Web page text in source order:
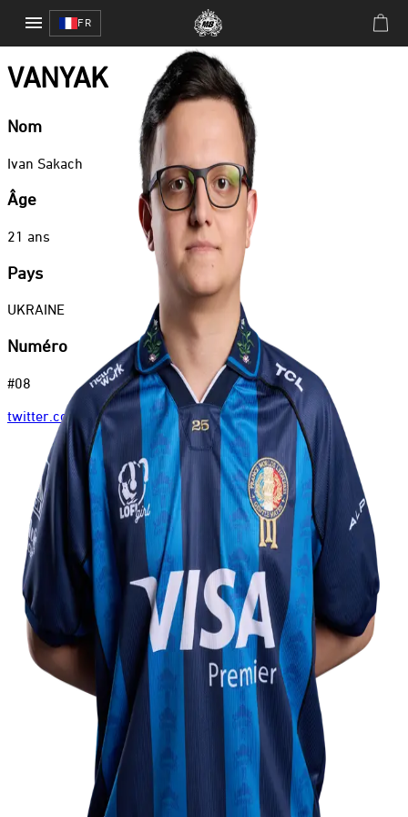
FR
Fortnite/VANYAK
Fortnite
VANYAK
Nom
Ivan Sakach
Âge
21 ans
Pays
UKRAINE
Numéro
#08
twitter.com
→twitch.tv →